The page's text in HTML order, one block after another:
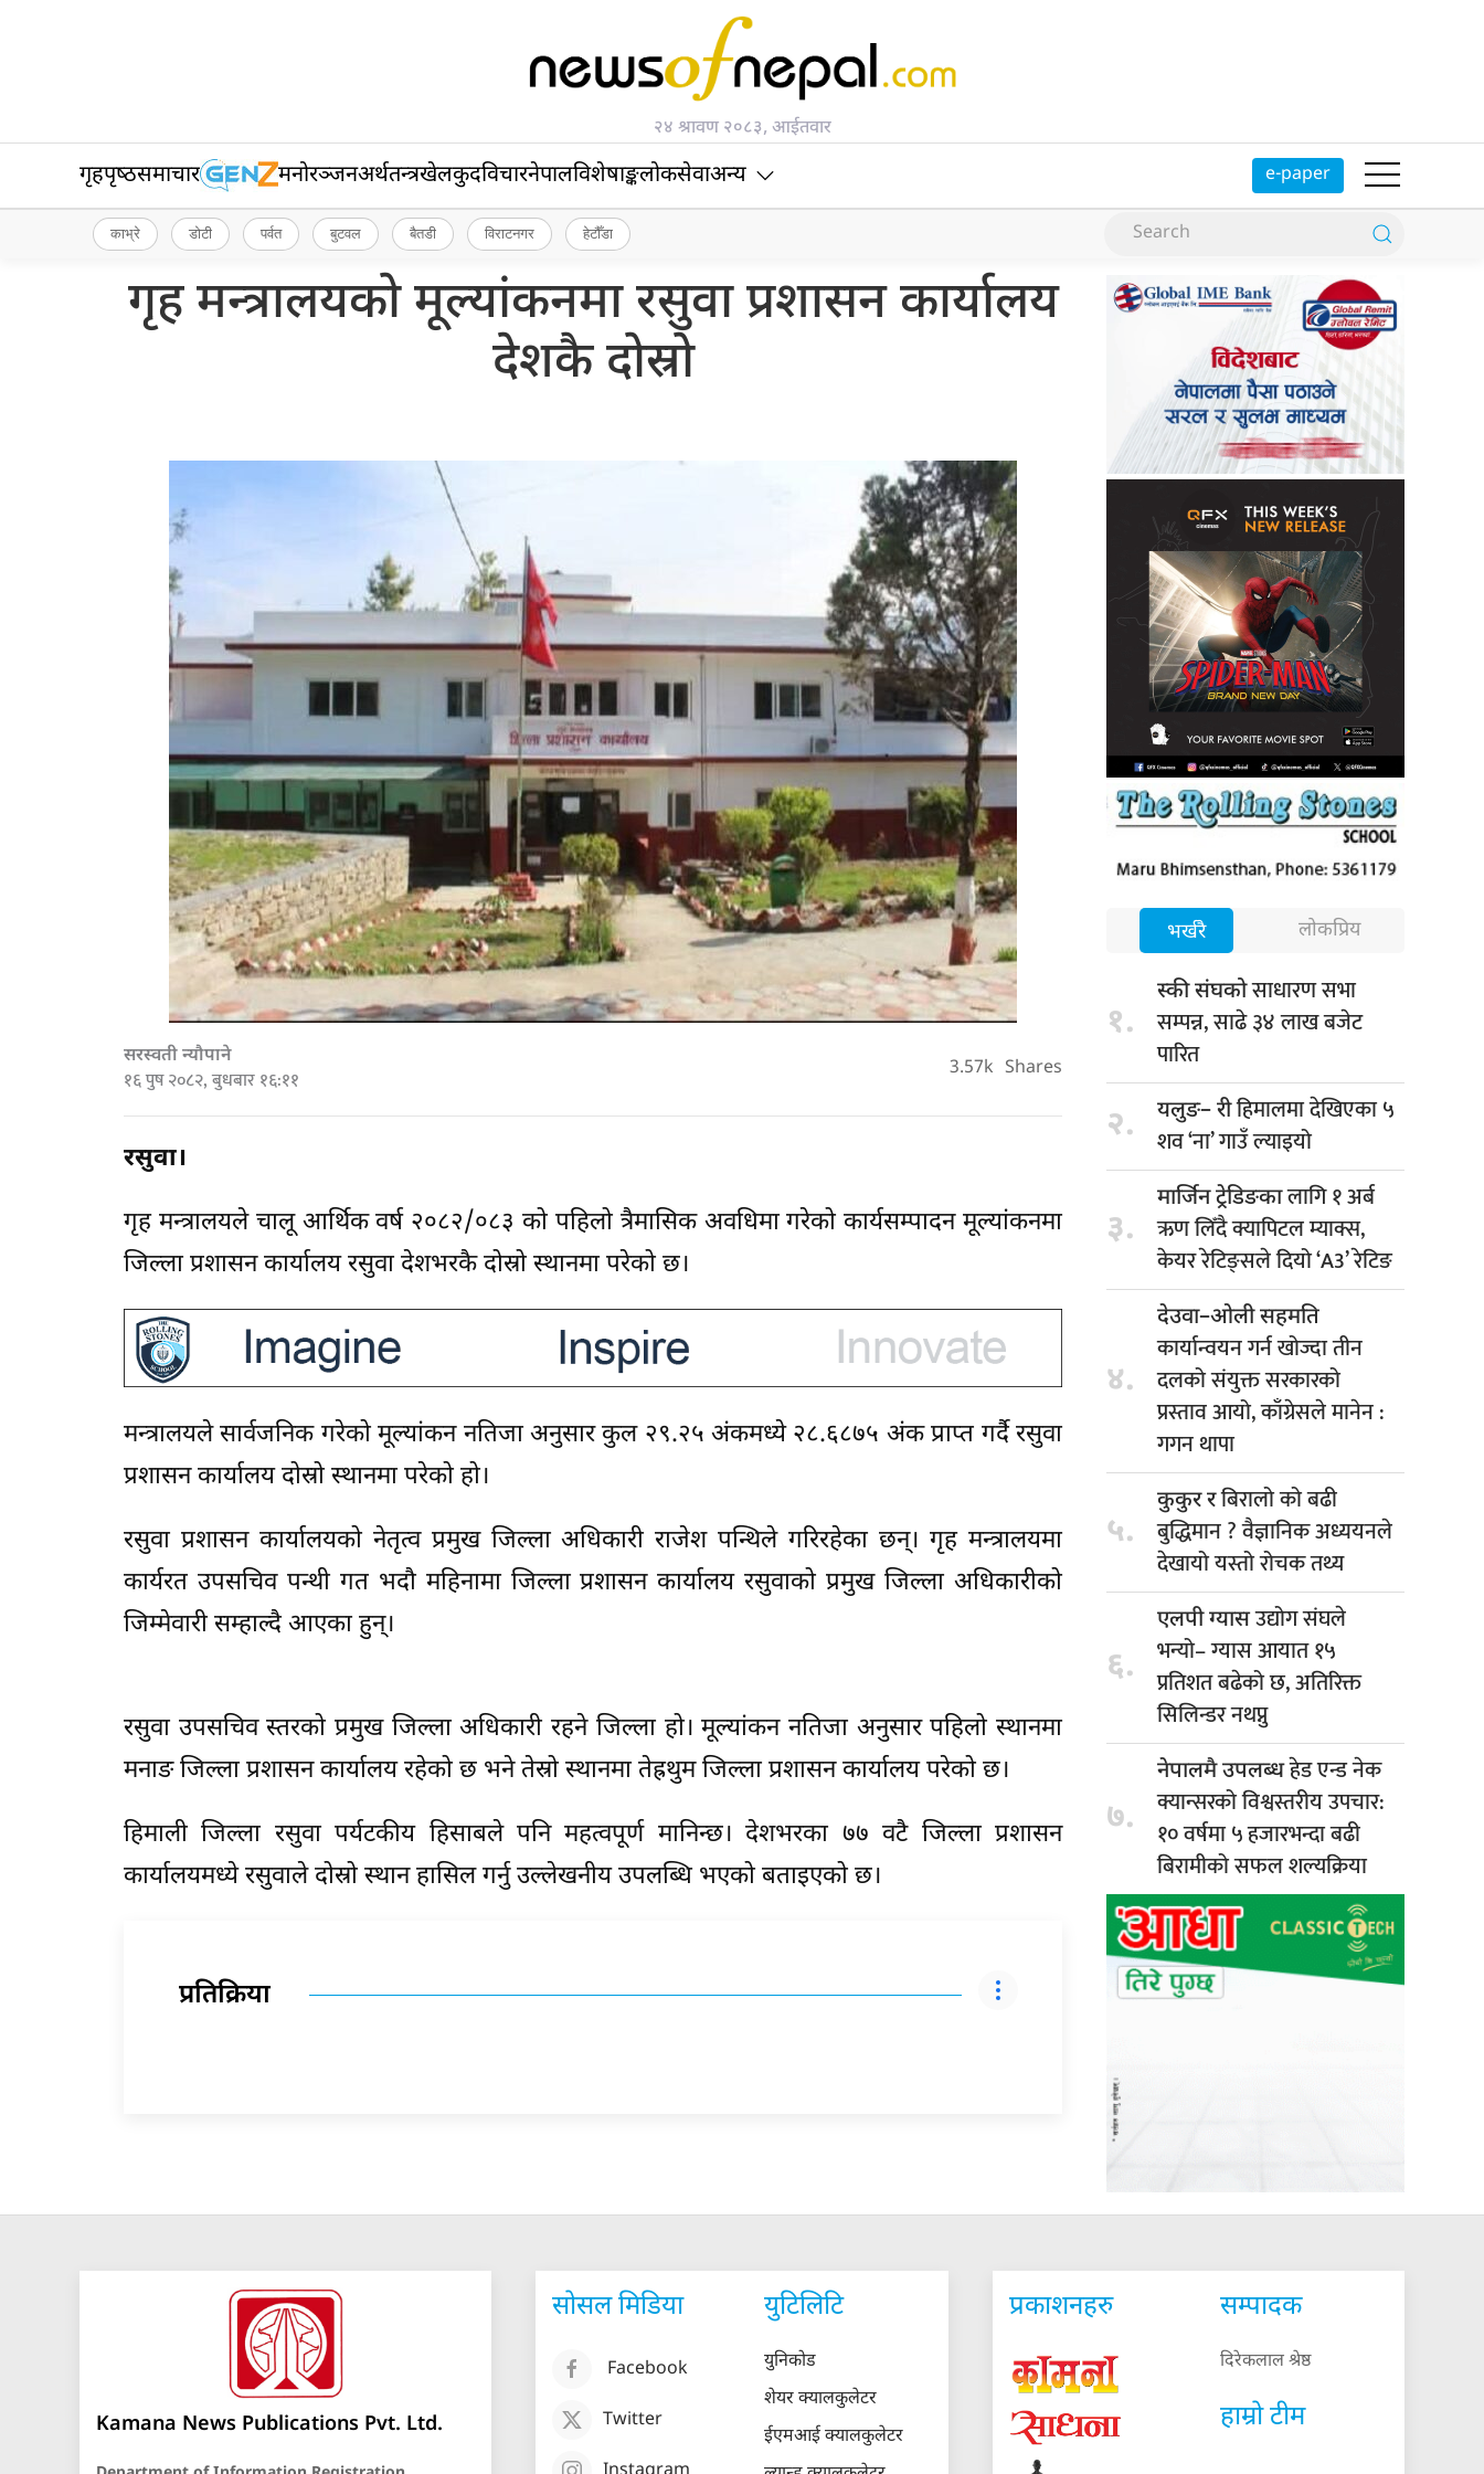
२४ श्रावण २०८३, आईतवार
गृहपृष्‍ठसमाचार मनोरञ्जनअर्थतन्त्रखेलकुदविचारनेपालविशेषाङ्कलोकसेवाअन्य e-paper
काभ्रे डोटी पर्वत बुटवल बैतडी विराटनगर हेटौँडा
गृह मन्त्रालयको मूल्यांकनमा रसुवा प्रशासन कार्यालय
देशकै दोस्रो
सरस्वती न्यौपाने
१६ पुष २०८२, बुधबार १६:११ 3.57k Shares
रसुवा।
गृह मन्त्रालयले चालू आर्थिक वर्ष २०८२/०८३ को पहिलो त्रैमासिक अवधिमा गरेको कार्यसम्पादन मूल्यांकनमा
जिल्ला प्रशासन कार्यालय रसुवा देशभरकै दोस्रो स्थानमा परेको छ।
मन्त्रालयले सार्वजनिक गरेको मूल्यांकन नतिजा अनुसार कुल २९.२५ अंकमध्ये २८.६८७५ अंक प्राप्त गर्दै रसुवा
प्रशासन कार्यालय दोस्रो स्थानमा परेको हो।
रसुवा प्रशासन कार्यालयको नेतृत्व प्रमुख जिल्ला अधिकारी राजेश पन्थिले गरिरहेका छन्। गृह मन्त्रालयमा
कार्यरत उपसचिव पन्थी गत भदौ महिनामा जिल्ला प्रशासन कार्यालय रसुवाको प्रमुख जिल्ला अधिकारीको
जिम्मेवारी सम्हाल्दै आएका हुन्।
रसुवा उपसचिव स्तरको प्रमुख जिल्ला अधिकारी रहने जिल्ला हो। मूल्यांकन नतिजा अनुसार पहिलो स्थानमा
मनाङ जिल्ला प्रशासन कार्यालय रहेको छ भने तेस्रो स्थानमा तेह्रथुम जिल्ला प्रशासन कार्यालय परेको छ।
हिमाली जिल्ला रसुवा पर्यटकीय हिसाबले पनि महत्वपूर्ण मानिन्छ। देशभरका ७७ वटै जिल्ला प्रशासन
कार्यालयमध्ये रसुवाले दोस्रो स्थान हासिल गर्नु उल्लेखनीय उपलब्धि भएको बताइएको छ।
प्रतिक्रिया
भर्खरै लोकप्रिय
१.
स्की संघकोसाधारण सभा
सम्पन्न, साढे ३४ लाख बजेट
पारित
२. यलुङ– रीहिमालमा देखिएका ५
शव ‘ना’ गाउँ ल्याइयो
३.
मार्जिन ट्रेडिङकालागि १ अर्ब
ऋण लिँदै क्यापिटल म्याक्स,
केयर रेटिङ्सले दियो ‘A3’ रेटिङ
४.
देउवा–ओली सहमति
कार्यान्वयन गर्न खोज्दा तीन
दलको संयुक्त सरकारको
प्रस्ताव आयो, काँग्रेसले मानेन :
गगन थापा
५.
कुकुर रबिरालो को बढी
बुद्धिमान ? वैज्ञानिक अध्ययनले
देखायो यस्तो रोचक तथ्य
६.
एलपी ग्यासउद्योग संघले
भन्यो– ग्यास आयात १५
प्रतिशत बढेको छ, अतिरिक्त
सिलिन्डर नथप्नु
७.
नेपालमै उपलब्धहेड एन्ड नेक
क्यान्सरको विश्वस्तरीय उपचार:
१० वर्षमा ५ हजारभन्दा बढी
बिरामीको सफल शल्यक्रिया
Kamana News Publications Pvt. Ltd.
सोसल मिडिया
Facebook
Twitter
युटिलिटि
युनिकोड
शेयर क्यालकुलेटर
ईएमआई क्यालकुलेटर
प्रकाशनहरु सम्पादक
दिरेकलाल श्रेष्ठ
हाम्रो टीम